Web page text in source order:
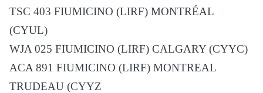
TSC 403 FIUMICINO (LIRF) MONTRÉAL
(CYUL)
WJA 025 FIUMICINO (LIRF) CALGARY (CYYC)
ACA 891 FIUMICINO (LIRF) MONTREAL
TRUDEAU (CYYZ